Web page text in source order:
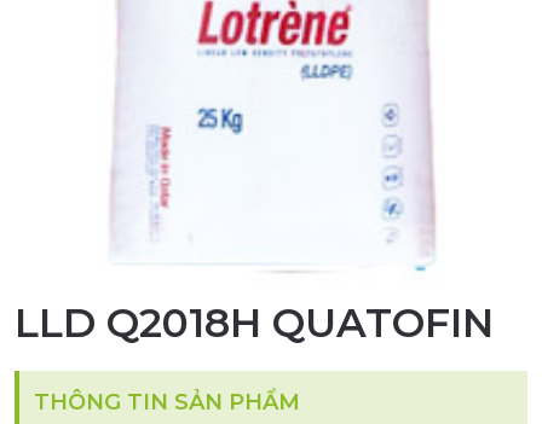
LLD Q2018H QUATOFIN
THÔNG TIN SẢN PHẨM